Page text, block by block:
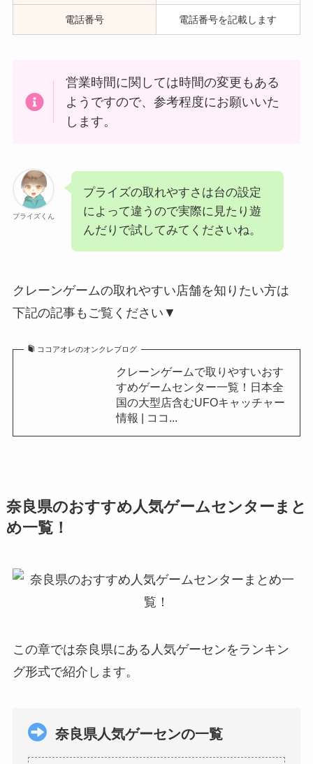
電話番号 電話番号を記載します
営業時間に関しては時間の変更もある
ようですので、参考程度にお願いいた
します。
プライズくん
プライズの取れやすさは台の設定
によって違うので実際に見たり遊
んだりで試してみてくださいね。
クレーンゲームの取れやすい店舗を知りたい方は
下記の記事もご覧ください▼
ココアオレのオンクレブログ
クレーンゲームで取りやすいおす
すめゲームセンター一覧！日本全
国の大型店含むUFOキャッチャー
情報 | ココ...
奈良県のおすすめ人気ゲームセンターまと
め一覧！
この章では奈良県にある人気ゲーセンをランキン
グ形式で紹介します。
奈良県人気ゲーセンの一覧